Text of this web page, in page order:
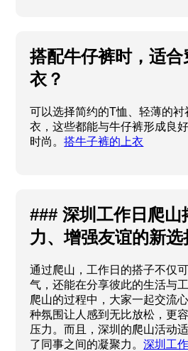
搭配牛仔裤时，适
衣？
可以选择简约的T恤、轻薄的
衣，这些都能与牛仔裤形成良
时尚。搭牛子裤的上衣
### 深圳工作日爬山
力、增强友谊的新选
通过爬山，工作日的搭子不仅
气，还能在分享彼此的生活与
爬山的过程中，大家一起交流
种氛围让人感到无比放松，更
压力。而且，深圳的爬山活动
了同事之间的凝聚力。深圳工